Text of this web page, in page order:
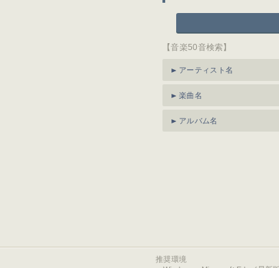
【音楽50音検索】
アーティスト名
楽曲名
アルバム名
推奨環境